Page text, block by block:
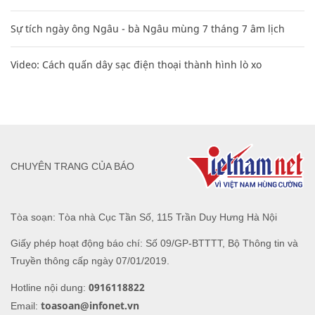
Sự tích ngày ông Ngâu - bà Ngâu mùng 7 tháng 7 âm lịch
Video: Cách quấn dây sạc điện thoại thành hình lò xo
Tòa soạn: Tòa nhà Cục Tần Số, 115 Trần Duy Hưng Hà Nội
Giấy phép hoạt động báo chí: Số 09/GP-BTTTT, Bộ Thông tin và
Truyền thông cấp ngày 07/01/2019.
Hotline nội dung: 0916118822
Email: toasoan@infonet.vn
CHUYÊN TRANG CỦA BÁO